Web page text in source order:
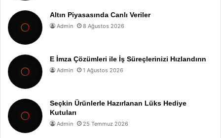
Altın Piyasasında Canlı Veriler
Admin 8 Ağustos 2026
E İmza Çözümleri ile İş Süreçlerinizi Hızlandırın
Admin 1 Ağustos 2026
Seçkin Ürünlerle Hazırlanan Lüks Hediye
Kutuları
Admin 25 Temmuz 2026